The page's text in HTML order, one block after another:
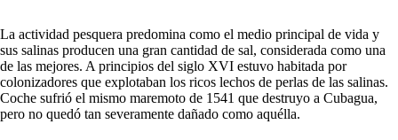
La actividad pesquera predomina como el medio principal de vida y
sus salinas producen una gran cantidad de sal, considerada como una
de las mejores. A principios del siglo XVI estuvo habitada por
colonizadores que explotaban los ricos lechos de perlas de las salinas.
Coche sufrió el mismo maremoto de 1541 que destruyo a Cubagua,
pero no quedó tan severamente dañado como aquélla.